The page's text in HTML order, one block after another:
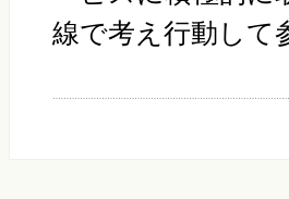
線で考え行動して